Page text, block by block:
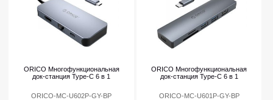
ORICO Многофункциональная
док-станция Type-C 6 в 1
ORICO-MC-U602P-GY-BP
ORICO Многофункциональная
док-станция Type-C 6 в 1
ORICO-MC-U601P-GY-BP